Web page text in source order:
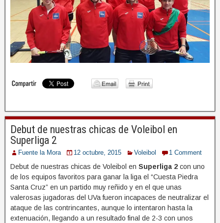
Debut de nuestras chicas de Voleibol en
Superliga 2
Fuente la Mora 12 octubre, 2015 Voleibol 1 Comment
Debut de nuestras chicas de Voleibol en Superliga 2 con uno
de los equipos favoritos para ganar la liga el “Cuesta Piedra
Santa Cruz” en un partido muy reñido y en el que unas
valerosas jugadoras del UVa fueron incapaces de neutralizar el
ataque de las contrincantes, aunque lo intentaron hasta la
extenuación, llegando a un resultado final de 2-3 con unos